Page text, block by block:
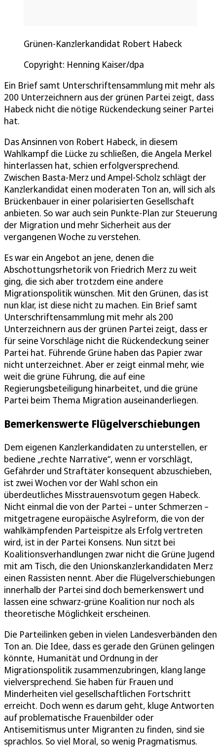
Grünen-Kanzlerkandidat Robert Habeck
Copyright: Henning Kaiser/dpa
Ein Brief samt Unterschriftensammlung mit mehr als
200 Unterzeichnern aus der grünen Partei zeigt, dass
Habeck nicht die nötige Rückendeckung seiner Partei
hat.
Das Ansinnen von Robert Habeck, in diesem
Wahlkampf die Lücke zu schließen, die Angela Merkel
hinterlassen hat, schien erfolgversprechend.
Zwischen Basta-Merz und Ampel-Scholz schlägt der
Kanzlerkandidat einen moderaten Ton an, will sich als
Brückenbauer in einer polarisierten Gesellschaft
anbieten. So war auch sein Punkte-Plan zur Steuerung
der Migration und mehr Sicherheit aus der
vergangenen Woche zu verstehen.
Es war ein Angebot an jene, denen die
Abschottungsrhetorik von Friedrich Merz zu weit
ging, die sich aber trotzdem eine andere
Migrationspolitik wünschen. Mit den Grünen, das ist
nun klar, ist diese nicht zu machen. Ein Brief samt
Unterschriftensammlung mit mehr als 200
Unterzeichnern aus der grünen Partei zeigt, dass er
für seine Vorschläge nicht die Rückendeckung seiner
Partei hat. Führende Grüne haben das Papier zwar
nicht unterzeichnet. Aber er zeigt einmal mehr, wie
weit die grüne Führung, die auf eine
Regierungsbeteiligung hinarbeitet, und die grüne
Partei beim Thema Migration auseinanderliegen.
Bemerkenswerte Flügelverschiebungen
Dem eigenen Kanzlerkandidaten zu unterstellen, er
bediene „rechte Narrative“, wenn er vorschlägt,
Gefährder und Straftäter konsequent abzuschieben,
ist zwei Wochen vor der Wahl schon ein
überdeutliches Misstrauensvotum gegen Habeck.
Nicht einmal die von der Partei – unter Schmerzen –
mitgetragene europäische Asylreform, die von der
wahlkämpfenden Parteispitze als Erfolg vertreten
wird, ist in der Partei Konsens. Nun sitzt bei
Koalitionsverhandlungen zwar nicht die Grüne Jugend
mit am Tisch, die den Unionskanzlerkandidaten Merz
einen Rassisten nennt. Aber die Flügelverschiebungen
innerhalb der Partei sind doch bemerkenswert und
lassen eine schwarz-grüne Koalition nur noch als
theoretische Möglichkeit erscheinen.
Die Parteilinken geben in vielen Landesverbänden den
Ton an. Die Idee, dass es gerade den Grünen gelingen
könnte, Humanität und Ordnung in der
Migrationspolitik zusammenzubringen, klang lange
vielversprechend. Sie haben für Frauen und
Minderheiten viel gesellschaftlichen Fortschritt
erreicht. Doch wenn es darum geht, kluge Antworten
auf problematische Frauenbilder oder
Antisemitismus unter Migranten zu finden, sind sie
sprachlos. So viel Moral, so wenig Pragmatismus.